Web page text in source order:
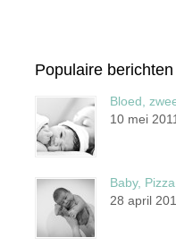
Populaire berichten
Bloed,
10 mei 2011
Baby,
28 april